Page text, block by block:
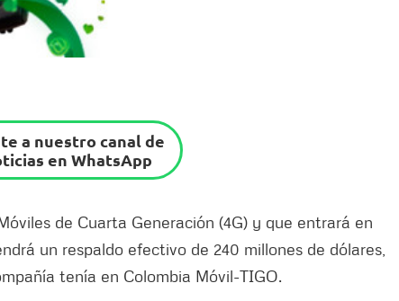
a nuestro canal de
en WhatsApp
de Cuarta Generación (4G) y que entrará en
un respaldo efectivo de 240 millones de dólares,
tenía en Colombia Móvil-TIGO.